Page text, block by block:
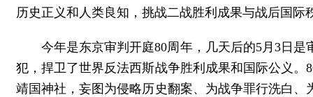
历史正义和人类良知，挑战二战胜利成果与战后国
今年是东京审判开庭80周年，几天后的5月3日
犯，捍卫了世界反法西斯战争胜利成果和国际公义
靖国神社，妄图为侵略历史翻案、为战争罪行洗白